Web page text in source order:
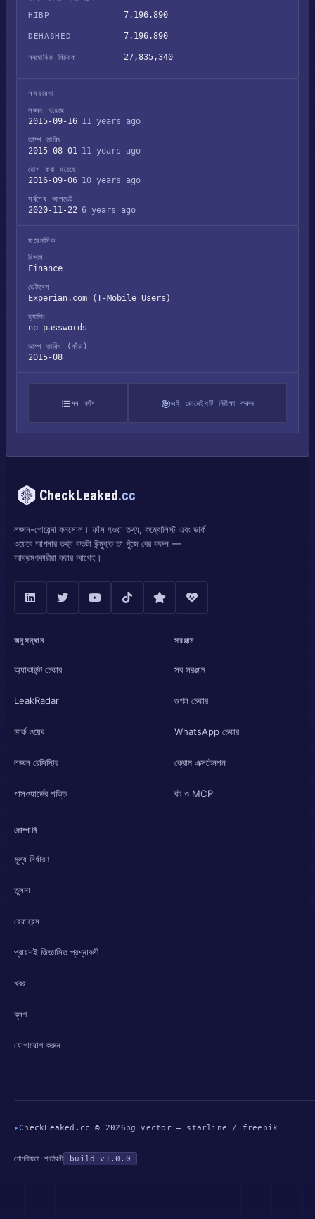
HIBP
7,196,890
DEHASHED 7,196,890
স্বঘোষিত বিচারক 27,835,340
সময়রেখা
লঙ্ঘন হয়েছে
2015-09-16 11 years ago
ডাম্প তারিখ
2015-08-01 11 years ago
যোগ করা হয়েছে
2016-09-06 10 years ago
সর্বশেষ আপডেট
2020-11-22 6 years ago
ফরেনসিক
বিভাগ
Finance
ডেটাবেস
Experian.com (T-Mobile Users)
হ্যাশিং
no passwords
ডাম্প তারিখ (কাঁচা)
2015-08
সব ফাঁস এই ডোমেইনটি নিরীক্ষা করুন
CheckLeaked.cc
লঙ্ঘন-গোয়েন্দা কনসোল। ফাঁস হওয়া তথ্য, কম্বোলিস্ট এবং ডার্ক
ওয়েবে আপনার তথ্য কতটা উন্মুক্ত তা খুঁজে বের করুন —
আক্রমণকারীরা করার আগেই।
অনুসন্ধান
অ্যাকাউন্ট চেকার
LeakRadar
ডার্ক ওয়েব
লঙ্ঘন রেজিস্ট্রি
পাসওয়ার্ডের শক্তি
সরঞ্জাম
সব সরঞ্জাম
গুগল চেকার
WhatsApp চেকার
ক্রোম এক্সটেনশন
বট ও MCP
কোম্পানি
মূল্য নির্ধারণ
তুলনা
রেফারেন্স
প্রায়শই জিজ্ঞাসিত প্রশ্নাবলী
খবর
ব্লগ
যোগাযোগ করুন
▸CheckLeaked.cc © 2026 bg vector — starline / freepik
গোপনীয়তা ·শর্তাবলী build v1.0.0